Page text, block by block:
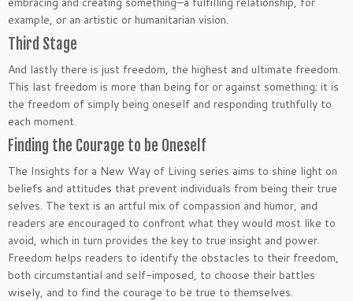
example, or an artistic or humanitarian vision.
Third Stage
And lastly there is just freedom, the highest and ultimate freedom.
This last freedom is more than being for or against something; it is
the freedom of simply being oneself and responding truthfully to
each moment.
Finding the Courage to be Oneself
The Insights for a New Way of Living series aims to shine light on
beliefs and attitudes that prevent individuals from being their true
selves. The text is an artful mix of compassion and humor, and
readers are encouraged to confront what they would most like to
avoid, which in turn provides the key to true insight and power.
Freedom helps readers to identify the obstacles to their freedom,
both circumstantial and self-imposed, to choose their battles
wisely, and to find the courage to be true to themselves.